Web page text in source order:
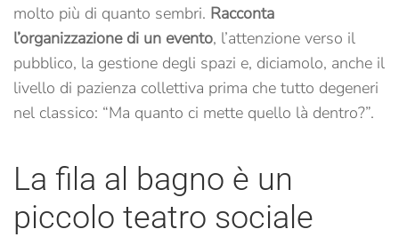
molto più di quanto sembri. Racconta
l’organizzazione di un evento, l’attenzione verso il
pubblico, la gestione degli spazi e, diciamolo, anche il
livello di pazienza collettiva prima che tutto degeneri
nel classico: “Ma quanto ci mette quello là dentro?”.
La fila al bagno è un
piccolo teatro sociale